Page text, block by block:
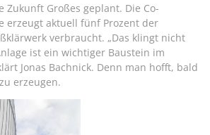
Großes geplant. Die Co-
erzeugt aktuell fünf Prozent der
verbraucht. „Das klingt nicht
ist ein wichtiger Baustein im
Jonas Bachnick. Denn man hofft, bald
erzeugen.